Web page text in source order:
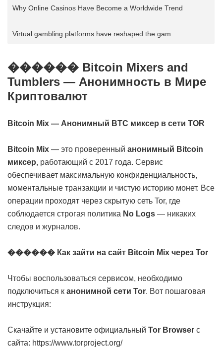
Why Online Casinos Have Become a Worldwide Trend
Virtual gambling platforms have reshaped the gam ...
������ Bitcoin Mixers and
Tumblers — Анонимность в Мире
Криптовалют
Bitcoin Mix — Анонимный BTC миксер в сети TOR
Bitcoin Mix — это проверенный анонимный Bitcoin
миксер, работающий с 2017 года. Сервис
обеспечивает максимальную конфиденциальность,
моментальные транзакции и чистую историю монет. Все
операции проходят через скрытую сеть Tor, где
соблюдается строгая политика No Logs — никаких
следов и журналов.
������ Как зайти на сайт Bitcoin Mix через Tor
Чтобы воспользоваться сервисом, необходимо
подключиться к анонимной сети Tor. Вот пошаговая
инструкция:
Скачайте и установите официальный Tor Browser с
сайта: https://www.torproject.org/